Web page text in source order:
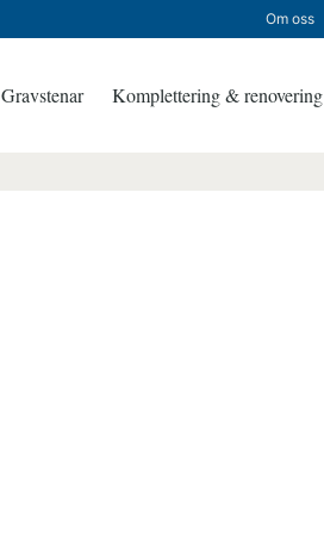
Om oss
Gravstenar Komplettering & renovering